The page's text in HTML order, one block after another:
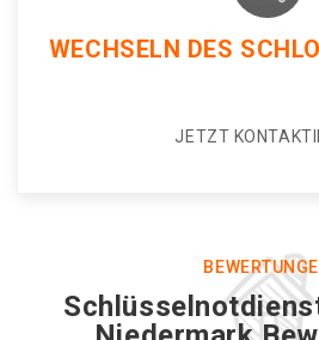
WECHSELN DES
JETZT